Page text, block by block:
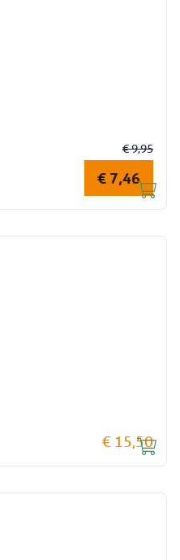
€ 9,95
€ 7,46
€ 15,50